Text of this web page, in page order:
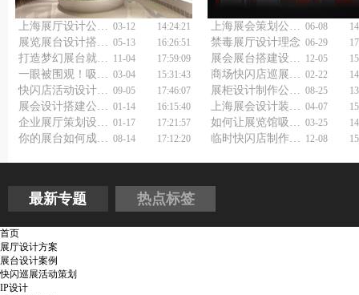
上海展厅设计公司选择 03-12 14:24:21 上海展会策划公司如何选择？ 06-08
展览展台设计搭建价格怎样报价才不被坑？ 05-13 16:26:51 禁毒展厅设计理念 06-29
打造梦幻展台就选专业上海展会展台设计搭建公司 11-04 17:59:09 展会展台搭建设计：为什么好的设计能带来10倍客户关注？ 12-05
一眼被围观！吸睛展台展览设计方案怎么选？ 03-04 15:31:43 商场快闪店巡展活动策划如何吸引更多客流量？ 02-22
快闪店活动设计制作方案如何点亮你的城市角落？ 09-05 17:46:07 展柜设计制作公司浅谈玻璃展柜选购 08-25
展会设计搭建公司怎么选择？ 01-14 16:15:40 上海展会设计装修公司如何选择？ 04-07
企业展厅策划设计公司：塑造与众不同的展示风格 01-17 17:21:57 如何让展览馆吸引眼球？找对企业展览馆展厅设计公司就成功一半！ 03-25
你的展台如何成为朋友圈爆款？上海展会活动策划公司来揭秘！ 08-14 17:12:20 临时快闪店制作搭建技巧 12-08
最新专题 热点标签
首页
展厅设计方案
展台设计案例
快闪巡展活动策划
IP设计